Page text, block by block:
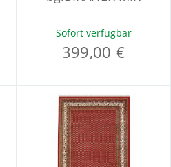
Sofort verfügbar
399,00 €